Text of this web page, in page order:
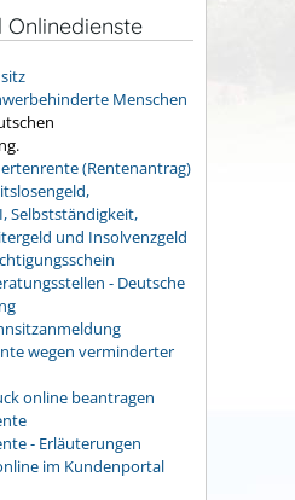
Menschen
(Rentenantrag)
Selbstständigkeit,
und Insolvenzgeld
- Deutsche
wegen verminderter
online beantragen
- Erläuterungen
im Kundenportal